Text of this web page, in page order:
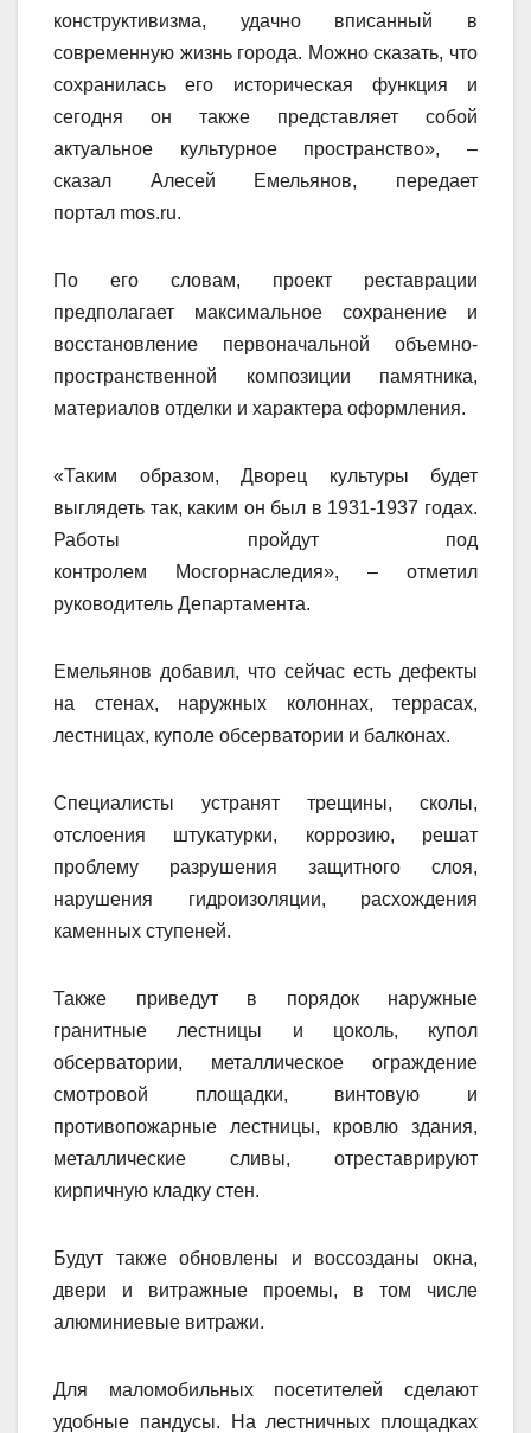
конструктивизма, удачно вписанный в
современную жизнь города. Можно сказать, что
сохранилась его историческая функция и
сегодня он также представляет собой
актуальное культурное пространство», –
сказал Алесей Емельянов, передает
портал mos.ru.
По его словам, проект реставрации
предполагает максимальное сохранение и
восстановление первоначальной объемно-
пространственной композиции памятника,
материалов отделки и характера оформления.
«Таким образом, Дворец культуры будет
выглядеть так, каким он был в 1931-1937 годах.
Работы пройдут под
контролем Мосгорнаследия», – отметил
руководитель Департамента.
Емельянов добавил, что сейчас есть дефекты
на стенах, наружных колоннах, террасах,
лестницах, куполе обсерватории и балконах.
Специалисты устранят трещины, сколы,
отслоения штукатурки, коррозию, решат
проблему разрушения защитного слоя,
нарушения гидроизоляции, расхождения
каменных ступеней.
Также приведут в порядок наружные
гранитные лестницы и цоколь, купол
обсерватории, металлическое ограждение
смотровой площадки, винтовую и
противопожарные лестницы, кровлю здания,
металлические сливы, отреставрируют
кирпичную кладку стен.
Будут также обновлены и воссозданы окна,
двери и витражные проемы, в том числе
алюминиевые витражи.
Для маломобильных посетителей сделают
удобные пандусы. На лестничных площадках